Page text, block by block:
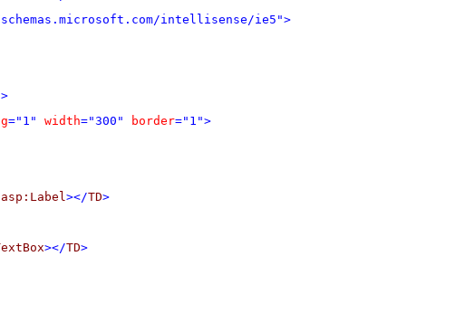
intellisense/ie5">
="1" width="300" border="1">
asp:Label ></TD>
></TD>